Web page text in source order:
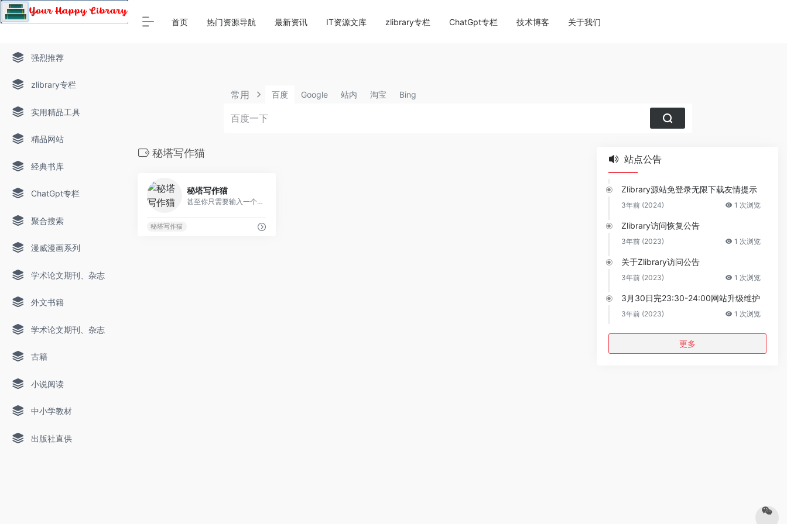
Warning: Array to string conversion in/www/thinkdoc/wp-content/themes/onenav/inc/wp-optimization.phpon line113
强烈推荐
zlibrary专栏
实用精品工具
精品网站
经典书库
ChatGpt专栏
聚合搜索
漫威漫画系列
学术论文期刊、杂志
外文书籍
学术论文期刊、杂志
古籍
小说阅读
中小学教材
出版社直供
首页 热门资源导航 最新资讯 IT资源文库 zlibrary专栏 ChatGpt专栏 技术博客 关于我们
常用 百度 Google 站内 淘宝 Bing
秘塔写作猫
秘塔写作猫
甚至你只需要输入一个标题，它就可以帮你完整的写一篇小说、写一份报告！
秘塔写作猫
站点公告
Zlibrary源站免登录无限下载友情提示
3年前 (2024) 1 次浏览
Zlibrary访问恢复公告
3年前 (2023) 1 次浏览
关于Zlibrary访问公告
3年前 (2023) 1 次浏览
3月30日完23:30-24:00网站升级维护
3年前 (2023) 1 次浏览
更多